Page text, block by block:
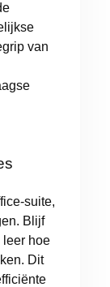
van
suite,
Blijf
leer hoe
Dit